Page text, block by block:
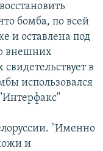
бомба, по всей
и оставлена под
внешних
в
использовался
"Именно
и